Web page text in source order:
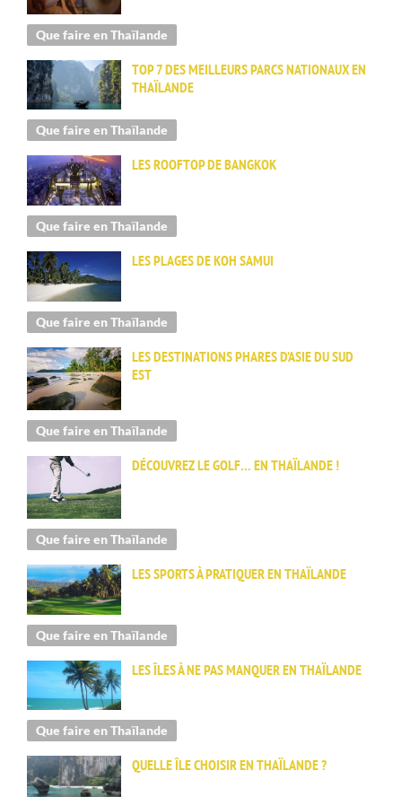
Que faire en Thaïlande
TOP 7 DES MEILLEURS PARCS NATIONAUX EN
THAÏLANDE
Que faire en Thaïlande
LES ROOFTOP DE BANGKOK
Que faire en Thaïlande
LES PLAGES DE KOH SAMUI
Que faire en Thaïlande
LES DESTINATIONS PHARES D’ASIE DU SUD
EST
Que faire en Thaïlande
DÉCOUVREZ LE GOLF… EN THAÏLANDE !
Que faire en Thaïlande
LES SPORTS À PRATIQUER EN THAÏLANDE
Que faire en Thaïlande
LES ÎLES À NE PAS MANQUER EN THAÏLANDE
Que faire en Thaïlande
QUELLE ÎLE CHOISIR EN THAÏLANDE ?